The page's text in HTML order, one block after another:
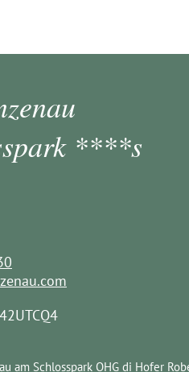
****s
am Schlosspark OHG di Hofer